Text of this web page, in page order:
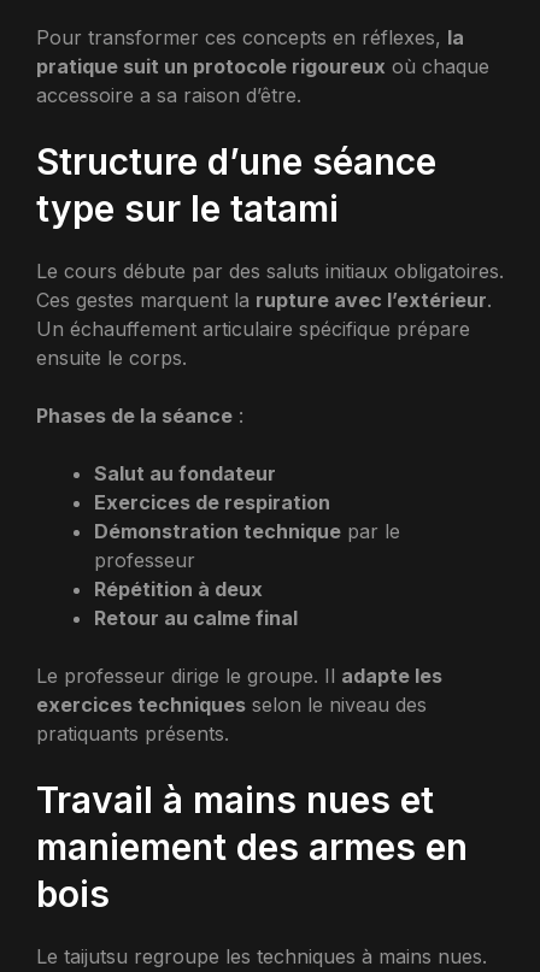
Pour transformer ces concepts en réflexes, la
pratique suit un protocole rigoureux où chaque
accessoire a sa raison d’être.
Structure d’une séance
type sur le tatami
Le cours débute par des saluts initiaux obligatoires.
Ces gestes marquent la rupture avec l’extérieur.
Un échauffement articulaire spécifique prépare
ensuite le corps.
Phases de la séance :
Salut au fondateur
Exercices de respiration
Démonstration technique par le
professeur
Répétition à deux
Retour au calme final
Le professeur dirige le groupe. Il adapte les
exercices techniques selon le niveau des
pratiquants présents.
Travail à mains nues et
maniement des armes en
bois
Le taijutsu regroupe les techniques à mains nues.